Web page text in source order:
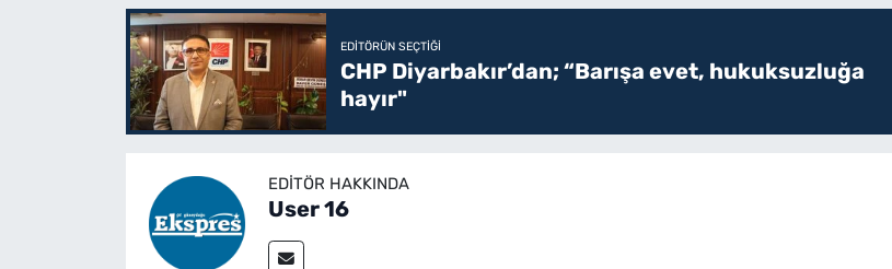
EDITÖRÜN SEÇTIĞI
CHP Diyarbakır’dan; “Barışa evet, hukuksuzluğa
hayır"
EDITÖR HAKKINDA
User 16